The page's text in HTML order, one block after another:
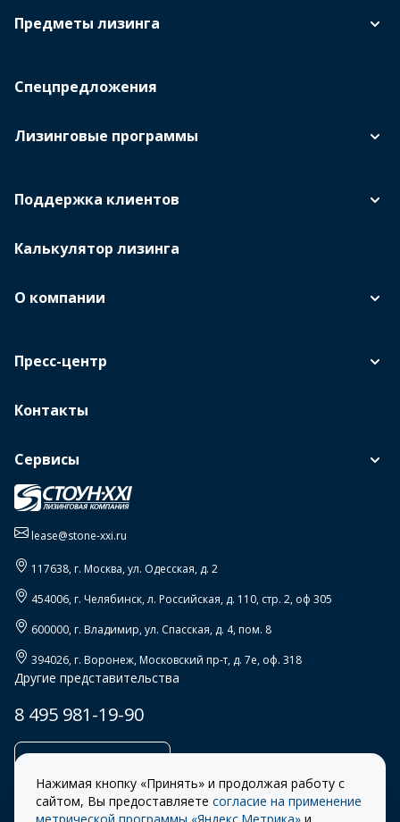
Предметы лизинга
Спецпредложения
Лизинговые программы
Поддержка клиентов
Калькулятор лизинга
О компании
Пресс-центр
Контакты
Сервисы
lease@stone-xxi.ru
117638, г. Москва,ул. Одесская, д. 2
454006, г. Челябинск,л. Российская, д. 110, стр. 2, оф 305
600000, г. Владимир,ул. Спасская, д. 4, пом. 8
394026, г. Воронеж,Московский пр-т, д. 7е, оф. 318
Другие представительства
8 495 981-19-90
Нажимая кнопку «Принять» и продолжая работу с
сайтом, Вы предоставляете согласие на применение